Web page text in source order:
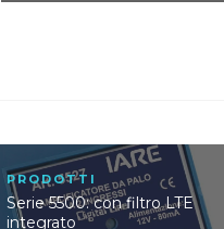
PRODOTTI
Serie 5500: con filtro LTE
integrato